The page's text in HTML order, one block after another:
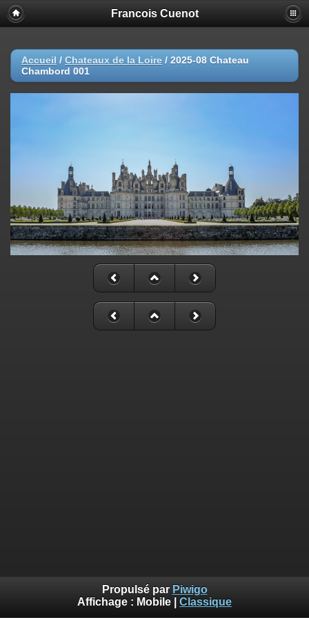
Francois Cuenot
Accueil / Chateaux de la Loire / 2025-08 Chateau
Chambord 001
Propulsé par Piwigo
Affichage : Mobile Classique